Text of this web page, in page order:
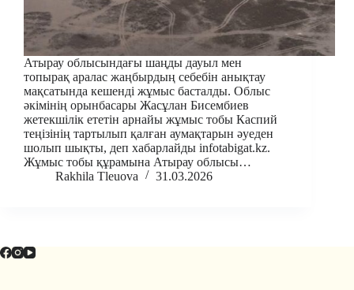
Атырау облысындағы шаңды дауыл мен
топырақ аралас жаңбырдың себебін анықтау
мақсатында кешенді жұмыс басталды. Облыс
әкімінің орынбасары Жасұлан Бисембиев
жетекшілік ететін арнайы жұмыс тобы Каспий
теңізінің тартылып қалған аумақтарын әуеден
шолып шықты, деп хабарлайды infotabigat.kz.
Жұмыс тобы құрамына Атырау облысы…
Rakhila Tleuova
31.03.2026